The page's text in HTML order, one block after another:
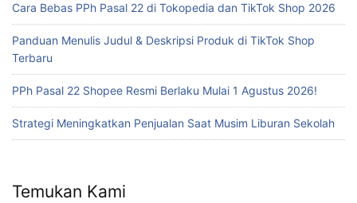
Cara Bebas PPh Pasal 22 di Tokopedia dan TikTok Shop 2026
Panduan Menulis Judul & Deskripsi Produk di TikTok Shop
Terbaru
PPh Pasal 22 Shopee Resmi Berlaku Mulai 1 Agustus 2026!
Strategi Meningkatkan Penjualan Saat Musim Liburan Sekolah
Temukan Kami